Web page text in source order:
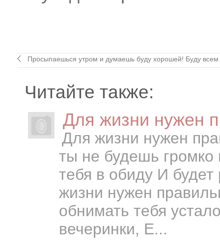
Просыпаешься утром и думаешь буду хорошей! Буду всем
Читайте также:
Для жизни нужен
Для жизни нужен
ты не будешь громко
тебя в обиду И
жизни нужен
обнимать тебя
вечеринки, Е...